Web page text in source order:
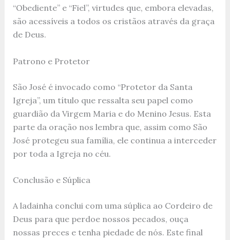
“Obediente” e “Fiel”, virtudes que, embora elevadas,
são acessíveis a todos os cristãos através da graça
de Deus.
Patrono e Protetor
São José é invocado como “Protetor da Santa
Igreja”, um título que ressalta seu papel como
guardião da Virgem Maria e do Menino Jesus. Esta
parte da oração nos lembra que, assim como São
José protegeu sua família, ele continua a interceder
por toda a Igreja no céu.
Conclusão e Súplica
A ladainha conclui com uma súplica ao Cordeiro de
Deus para que perdoe nossos pecados, ouça
nossas preces e tenha piedade de nós. Este final